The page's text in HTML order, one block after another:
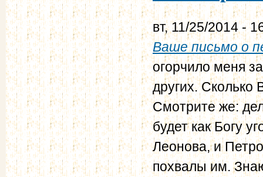
вт, 11/25/2014 -
Ваше письмо о
огорчило меня
других. Сколько
Смотрите же:
будет как Богу
Леонова, и
похвалы им.